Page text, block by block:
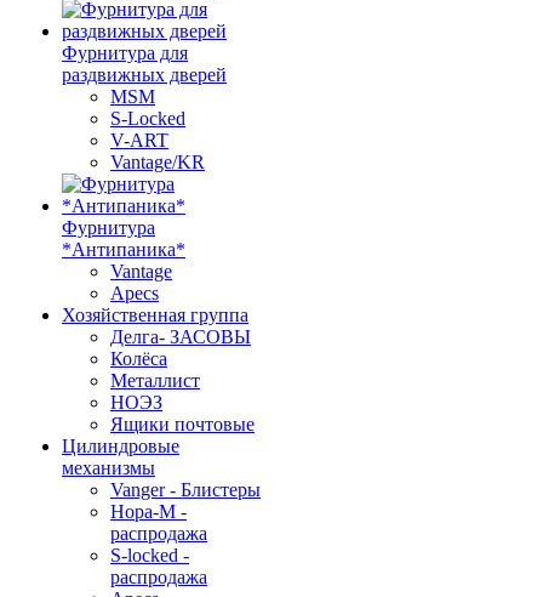
Фурнитура для
раздвижных дверей
MSM
S-Locked
V-ART
Vantage/KR
Фурнитура
*Антипаника*
Vantage
Apecs
Хозяйственная группа
Делга- ЗАСОВЫ
Колёса
Металлист
НОЭЗ
Ящики почтовые
Цилиндровые
механизмы
Vanger - Блистеры
Нора-М -
распродажа
S-locked -
распродажа